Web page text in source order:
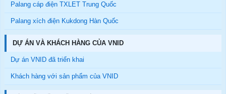
Palang cáp điện TXLET Trung Quốc
Palang xích điện Kukdong Hàn Quốc
DỰ ÁN VÀ KHÁCH HÀNG CỦA VNID
Dự án VNID đã triển khai
Khách hàng với sản phẩm của VNID